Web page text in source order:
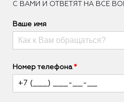
С ВАМИ И ОТВЕТЯТ НА ВСЕ
Ваше имя
Номер телефона